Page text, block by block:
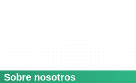
Sobre nosotros